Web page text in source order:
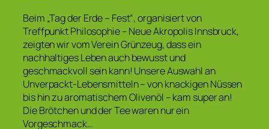
Beim „Tag der Erde – Fest“, organisiert von
Treffpunkt Philosophie – Neue Akropolis Innsbruck,
zeigten wir vom Verein Grünzeug, dass ein
nachhaltiges Leben auch bewusst und
geschmackvoll sein kann! Unsere Auswahl an
Unverpackt-Lebensmitteln – von knackigen Nüssen
bis hin zu aromatischem Olivenöl – kam super an!
Die Brötchen und der Tee waren nur ein
Vorgeschmack…